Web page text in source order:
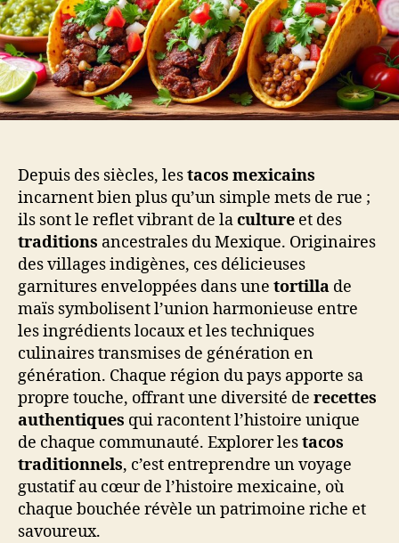
Depuis des siècles, lestacos mexicains
incarnent bien plus qu’un simple mets de rue ;
ils sont le reflet vibrant de laculture et des
traditions ancestrales du Mexique. Originaires
des villages indigènes, ces délicieuses
garnitures enveloppées dans une tortilla de
maïs symbolisent l’union harmonieuse entre
les ingrédients locaux et les techniques
culinaires transmises de génération en
génération. Chaque région du pays apporte sa
propre touche, offrant une diversité de recettes
authentiques qui racontent l’histoire unique
de chaque communauté. Explorer lestacos
traditionnels, c’est entreprendre un voyage
gustatif au cœur de l’histoire mexicaine, où
chaque bouchée révèle un patrimoine riche et
savoureux.